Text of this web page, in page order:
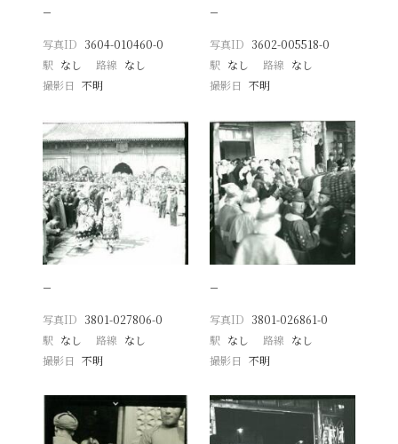
−
写真ID 3604-010460-0
駅 なし 路線 なし
撮影日
不明
−
写真ID 3602-005518-0
駅 なし 路線 なし
撮影日 不明
−
写真ID 3801-027806-0
駅 なし 路線 なし
撮影日
不明
−
写真ID 3801-026861-0
駅 なし 路線 なし
撮影日 不明